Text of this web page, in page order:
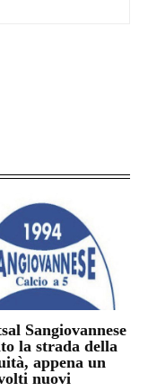
Sangiovannese
la strada della
appena un
nuovi